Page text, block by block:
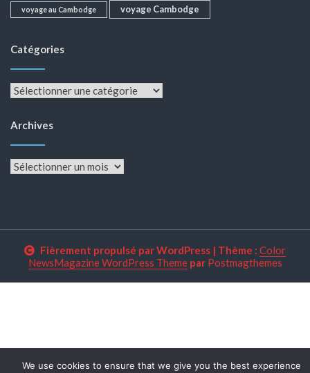
voyage au Cambodge voyage Cambodge
Catégories
Catégories
Archives
Archives
Fièrement propulsé par WordPress | Thème : Color
NewsMagazine WordPress Themepar Postmagthemes
We use cookies to ensure that we give you the best experience